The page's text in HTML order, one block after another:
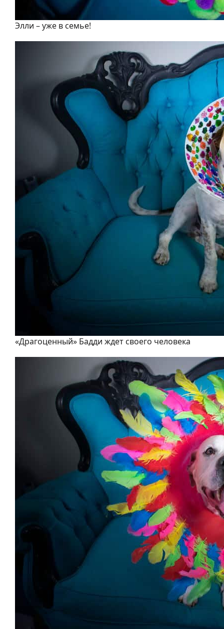
Элли – уже в семье!
«Драгоценный» Бадди ждет своего человека